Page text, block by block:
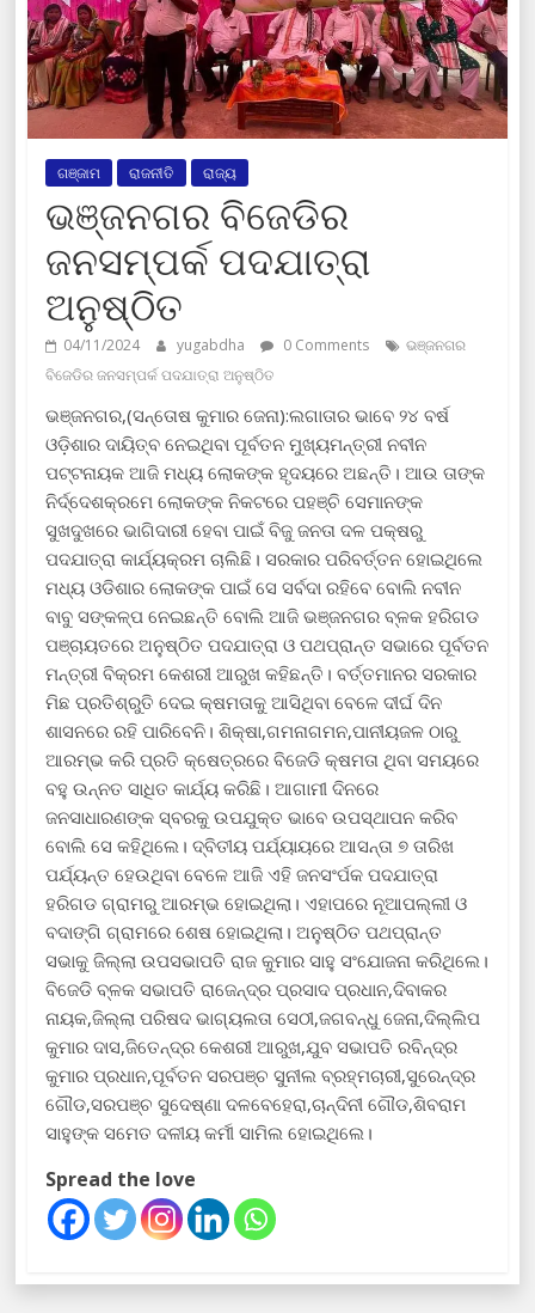
ଗଞ୍ଜାମ ରାଜନୀତି ରାଜ୍ୟ
ଭଞ୍ଜନଗର ବିଜେଡିର
ଜନସମ୍ପର୍କ ପଦଯାତ୍ରା
ଅନୁଷ୍ଠିତ
04/11/2024 yugabdha 0 Comments
ଭଞ୍ଜନଗର
ବିଜେଡିର ଜନସମ୍ପର୍କ ପଦଯାତ୍ରା ଅନୁଷ୍ଠିତ
ଭଞ୍ଜନଗର,(ସନ୍ତୋଷ କୁମାର ଜେନା):ଲଗାତାର ଭାବେ ୨୪ ବର୍ଷ
ଓଡ଼ିଶାର ଦାୟିତ୍ବ ନେଇଥିବା ପୂର୍ବତନ ମୁଖ୍ୟମନ୍ତ୍ରୀ ନବୀନ
ପଟ୍ଟନାୟକ ଆଜି ମଧ୍ୟ ଲୋକଙ୍କ ହୃଦୟରେ ଅଛନ୍ତି। ଆଉ ତାଙ୍କ
ନିର୍ଦ୍ଦେଶକ୍ରମେ ଲୋକଙ୍କ ନିକଟରେ ପହଞ୍ଚି ସେମାନଙ୍କ
ସୁଖଦୁଖରେ ଭାଗିଦାରୀ ହେବା ପାଇଁ ବିଜୁ ଜନତା ଦଳ ପକ୍ଷରୁ
ପଦଯାତ୍ରା କାର୍ଯ୍ୟକ୍ରମ ଚାଲିଛି। ସରକାର ପରିବର୍ତ୍ତନ ହୋଇଥିଲେ
ମଧ୍ୟ ଓଡିଶାର ଲୋକଙ୍କ ପାଇଁ ସେ ସର୍ବଦା ରହିବ‌େ ବୋଲି ‌ନବୀନ
ବାବୁ ସଙ୍କଳ୍ପ ନେଇଛନ୍ତି ବୋଲି ଆଜି ଭଞ୍ଜନଗର ବ୍ଳକ ହରିଗଡ
ପଞ୍ଚାୟତରେ ଅନୁଷ୍ଠିତ ପଦଯାତ୍ରା ଓ ପଥପ୍ରାନ୍ତ ସଭାରେ ପୂର୍ବତନ
ମନ୍ତ୍ରୀ ବିକ୍ରମ କେଶରୀ ଆରୁଖ କହିଛନ୍ତି। ବର୍ତ୍ତମାନର ସରକାର
ମିଛ ପ୍ରତିଶ୍ରୁତି ଦେଇ କ୍ଷମତାକୁ ଆସିଥିବା ବେଳେ ଦୀର୍ଘ ଦିନ
ଶାସନରେ ରହି ପାରିବେନି। ଶିକ୍ଷା,ଗମନାଗମନ,ପାନୀୟଜଳ ଠାରୁ
ଆରମ୍ଭ କରି ପ୍ରତି କ୍ଷେତ୍ରରେ ବିଜେଡି କ୍ଷମତା ଥିବା ସମୟରେ
ବହୁ ଉନ୍ନତ ସାଧିତ ‌କାର୍ଯ୍ୟ କରିଛି। ଆଗାମୀ ଦିନରେ
ଜନସାଧାରଣଙ୍କ ସ୍ବରକୁ ଉପଯୁକ୍ତ ଭାବେ ଉପସ୍ଥାପନ କରିବ
ବୋଲି ସେ କହିଥିଲେ। ଦ୍ବିତୀୟ ପର୍ଯ୍ୟାୟରେ ଆସନ୍ତା ୭ ତାରିଖ
ପର୍ଯ୍ୟନ୍ତ ହେଉଥିବା ବେଳେ ଆଜି ଏହି ଜନସଂର୍ପକ ପଦଯାତ୍ରା
ହରିଗଡ ଗ୍ରାମରୁ ଆରମ୍ଭ ହୋଇଥିଲା। ଏହାପରେ ନୂଆପଲ୍ଲୀ ଓ
ବଦାଙ୍ଗି ଗ୍ରାମରେ ଶେଷ ହୋଇଥିଲା। ଅନୁଷ୍ଠିତ ପଥପ୍ରାନ୍ତ
ସଭାକୁ ଜିଲ୍ଲା ଉପସଭାପତି ରାଜ କୁମାର ସାହୁ ସଂଯୋଜନା କରିଥିଲେ।
ବିଜେଡି ବ୍ଳକ ସଭାପତି ରାଜେନ୍ଦ୍ର ପ୍ରସାଦ ପ୍ରଧାନ,ଦିବାକର
ନାୟକ,ଜିଲ୍ଲା ପରିଷଦ ଭାଗ୍ୟଲତା ସେଠୀ,ଜଗବନ୍ଧୁ ଜେନା,ଦିଲ୍ଲିପ
କୁମାର ଦାସ,ଜିତେନ୍ଦ୍ର କେଶରୀ ଆରୁଖ,ଯୁବ ସଭାପତି ରବିନ୍ଦ୍ର
କୁମାର ପ୍ରଧାନ,ପୂର୍ବତନ ସରପଞ୍ଚ ସୁନୀଲ ବ୍ରହ୍ମଚାରୀ,ସୁରେନ୍ଦ୍ର
ଗୌଡ,ସରପଞ୍ଚ ସୁଦେଷ୍ଣା ଦଳବେହେରା,ଚାନ୍ଦିନୀ ‌ଗ‌ୌଡ,ଶିବରାମ
ସାହୁଙ୍କ ସମେତ ଦଳୀୟ କର୍ମୀ ସାମିଲ ହୋଇଥିଲେ।
Spread the love